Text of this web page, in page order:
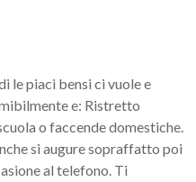
le piaci bensi ci vuole e
e: Ristretto
o faccende domestiche.
si augure sopraffatto poi
al telefono. Ti